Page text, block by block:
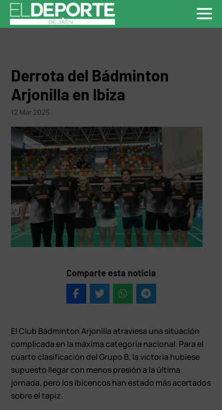
Derrota del Bádminton
Arjonilla en Ibiza
12 Mar 2025
Comparte esta noticia
El Club Bádminton Arjonilla atraviesa una situación
complicada en la máxima categoría nacional. Para el
cuarto clasificación del Grupo B, la victoria hubiese
supuesto llegar con menos presión a la última
jornada, pero los ibicencos han estado más acertados
sobre el tapiz.